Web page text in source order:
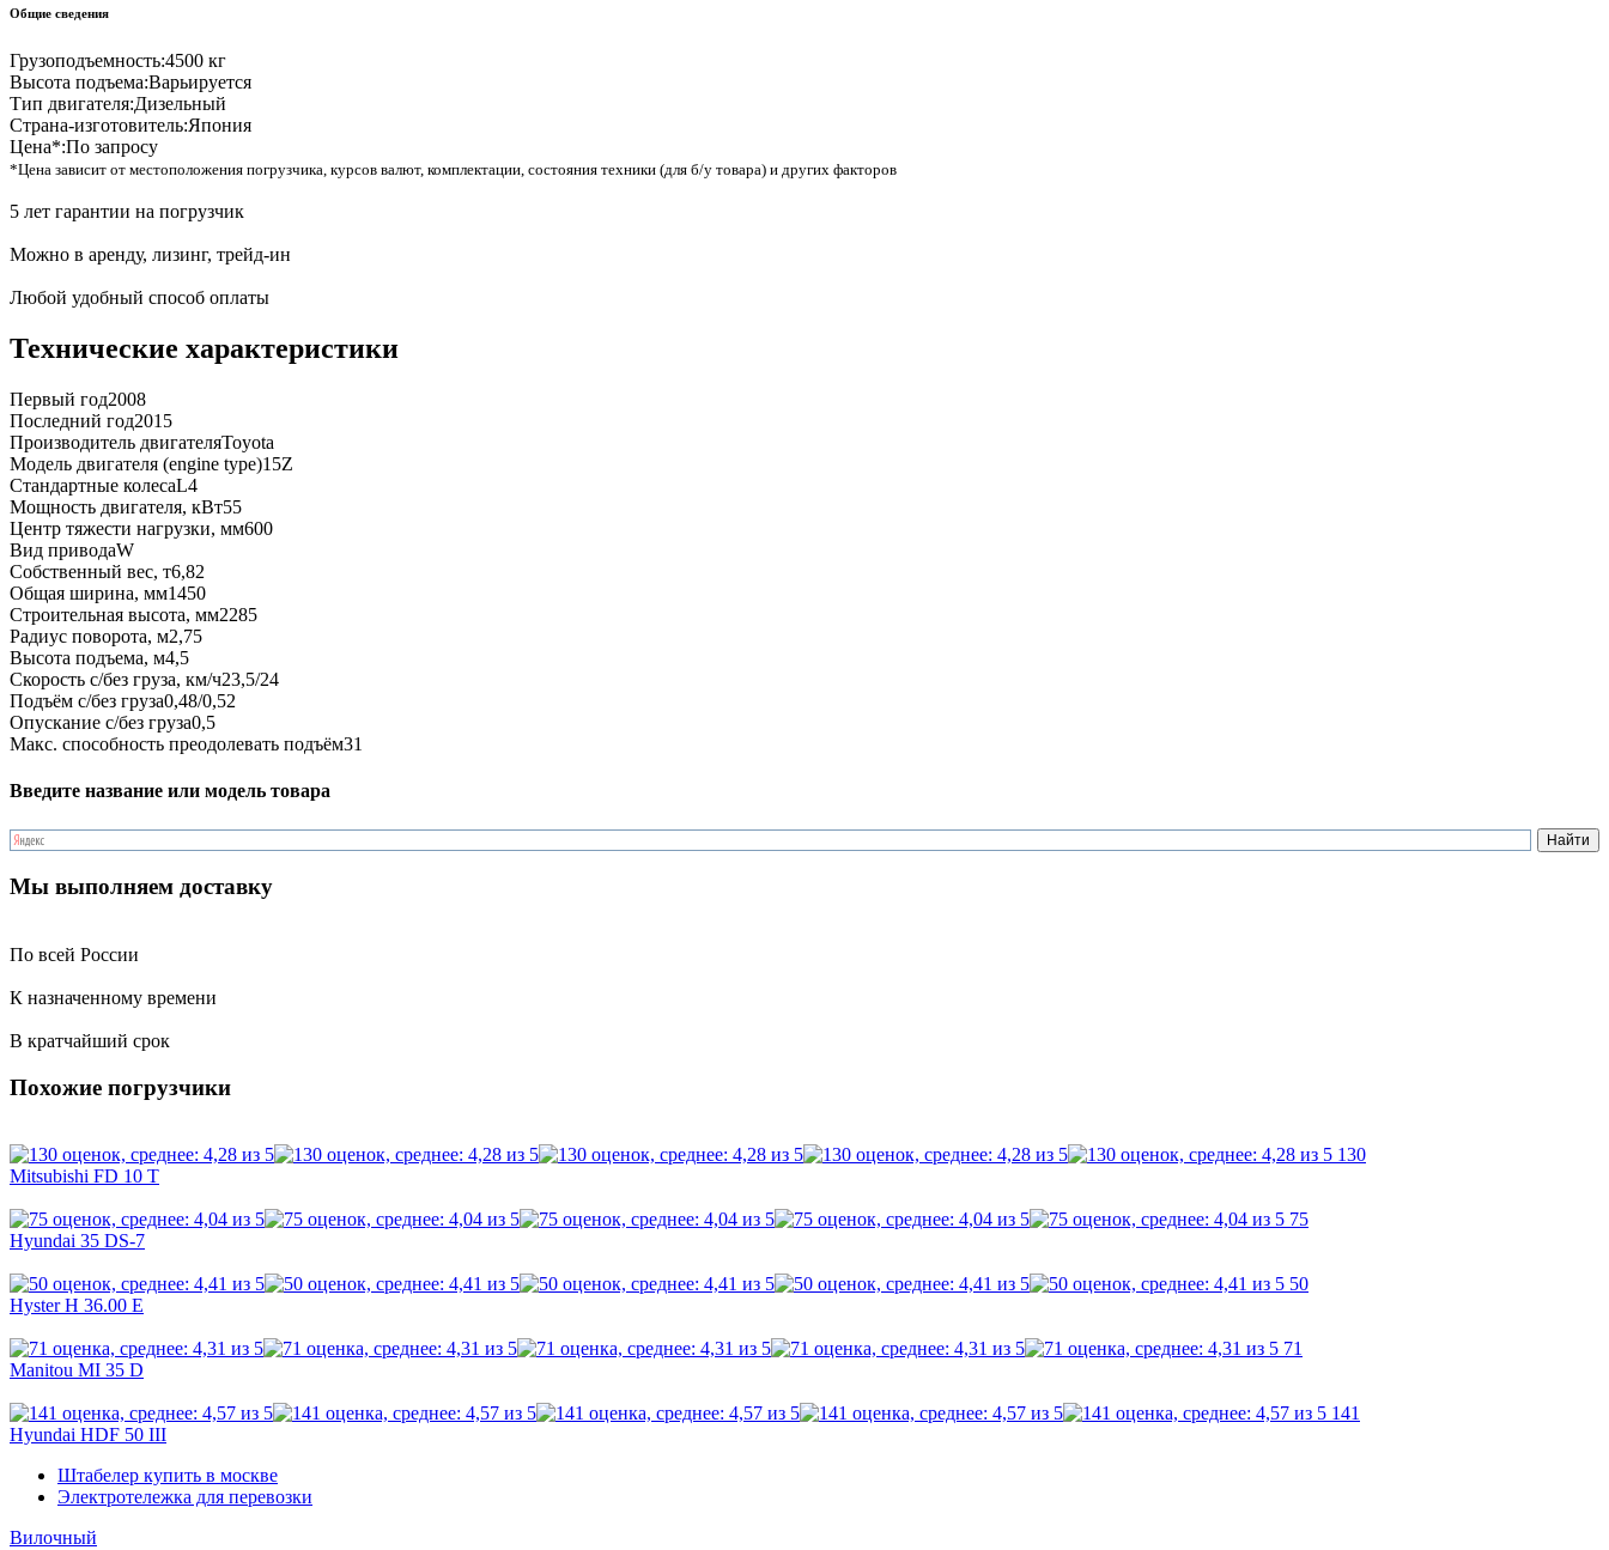
Общие сведения
Грузоподъемность:4500 кг
Высота подъема:Варьируется
Тип двигателя:Дизельный
Страна-изготовитель:Япония
Цена*:По запросу
*Цена зависит от местоположения погрузчика, курсов валют, комплектации, состояния техники (для б/у товара) и других факторов
5 лет гарантии на погрузчик
Можно в аренду, лизинг, трейд-ин
Любой удобный способ оплаты
Технические характеристики
Первый год2008
Последний год2015
Производитель двигателяToyota
Модель двигателя (engine type)15Z
Стандартные колесаL4
Мощность двигателя, кВт55
Центр тяжести нагрузки, мм600
Вид приводаW
Собственный вес, т6,82
Общая ширина, мм1450
Строительная высота, мм2285
Радиус поворота, м2,75
Высота подъема, м4,5
Скорость с/без груза, км/ч23,5/24
Подъём с/без груза0,48/0,52
Опускание с/без груза0,5
Макс. способность преодолевать подъём31
Введите название или модель товара
Мы выполняем доставку
По всей России
К назначенному времени
В кратчайший срок
Похожие погрузчики
130
Mitsubishi FD 10 T
75
Hyundai 35 DS-7
50
Hyster H 36.00 E
71
Manitou MI 35 D
141
Hyundai HDF 50 III
Штабелер купить в москве
Электротележка для перевозки
Вилочный